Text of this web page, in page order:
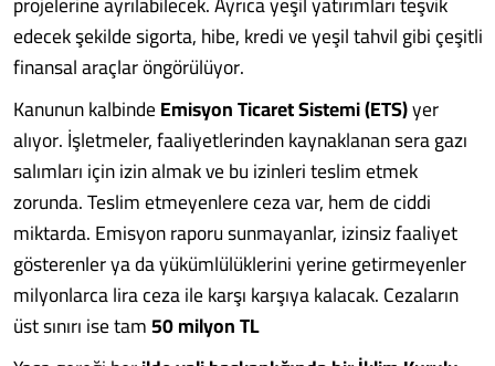
edecek şekilde sigorta, hibe, kredi ve yeşil tahvil gibi çeşitli
finansal araçlar öngörülüyor.
Kanunun kalbindeEmisyon Ticaret Sistemi (ETS)yer
alıyor. İşletmeler, faaliyetlerinden kaynaklanan sera gazı
salımları için izin almak ve bu izinleri teslim etmek
zorunda. Teslim etmeyenlere ceza var, hem de ciddi
miktarda. Emisyon raporu sunmayanlar, izinsiz faaliyet
gösterenler ya da yükümlülüklerini yerine getirmeyenler
milyonlarca lira ceza ile karşı karşıya kalacak. Cezaların
üst sınırı ise tam50 milyon TL